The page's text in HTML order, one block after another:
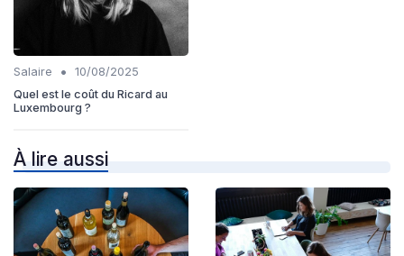
Salaire •
10/08/2025
Quel est le coût du Ricard au
Luxembourg ?
À lire aussi